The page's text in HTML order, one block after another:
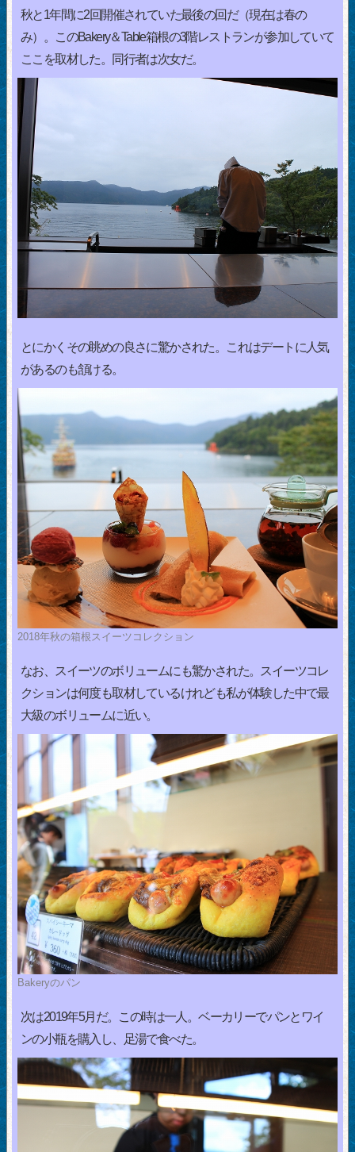
秋と1年間に2回開催されていた最後の回だ（現在は春の
み）。このBakery＆Table箱根の3階レストランが参加していて
ここを取材した。同行者は次女だ。
とにかくその眺めの良さに驚かされた。これはデートに人気
があるのも頷ける。
2018年秋の箱根スイーツコレクション
なお、スイーツのボリュームにも驚かされた。スイーツコレ
クションは何度も取材しているけれども私が体験した中で最
大級のボリュームに近い。
Bakeryのパン
次は2019年5月だ。この時は一人。ベーカリーでパンとワイ
ンの小瓶を購入し、足湯で食べた。